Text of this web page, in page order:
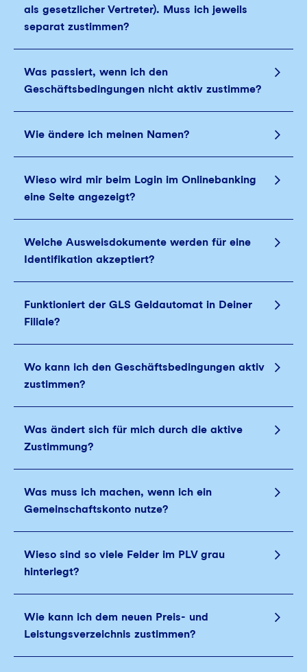
als gesetzlicher Vertreter). Muss ich jeweils
separat zustimmen?
Was passiert, wenn ich den
Geschäftsbedingungen nicht aktiv zustimme?
Wie ändere ich meinen Namen?
Wieso wird mir beim Login im Onlinebanking
eine Seite angezeigt?
Welche Ausweisdokumente werden für eine
Identifikation akzeptiert?
Funktioniert der GLS Geldautomat in Deiner
Filiale?
Wo kann ich den Geschäftsbedingungen aktiv
zustimmen?
Was ändert sich für mich durch die aktive
Zustimmung?
Was muss ich machen, wenn ich ein
Gemeinschaftskonto nutze?
Wieso sind so viele Felder im PLV grau
hinterlegt?
Wie kann ich dem neuen Preis- und
Leistungsverzeichnis zustimmen?